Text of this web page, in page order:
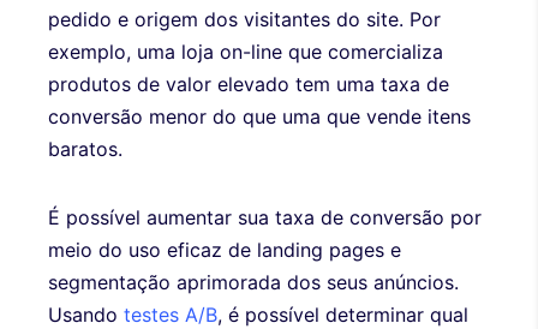
pedido e origem dos visitantes do site. Por
exemplo, uma loja on-line que comercializa
produtos de valor elevado tem uma taxa de
conversão menor do que uma que vende itens
baratos.
É possível aumentar sua taxa de conversão por
meio do uso eficaz de landing pages e
segmentação aprimorada dos seus anúncios.
Usando testes A/B, é possível determinar qual